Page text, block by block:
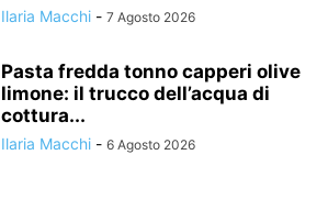
Ilaria Macchi - 7 Agosto 2026
Pasta fredda tonno capperi olive
limone: il trucco dell’acqua di
cottura...
Ilaria Macchi - 6 Agosto 2026